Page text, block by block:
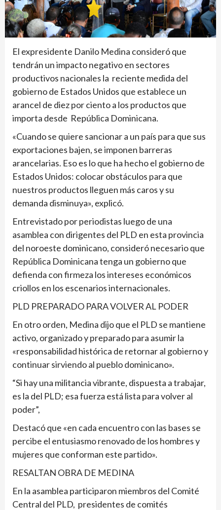
El expresidente Danilo Medina consideró que
tendrán un impacto negativo en sectores
productivos nacionales la reciente medida del
gobierno de Estados Unidos que establece un
arancel de diez por ciento a los productos que
importa desde República Dominicana.
«Cuando se quiere sancionar a un país para que sus
exportaciones bajen, se imponen barreras
arancelarias. Eso es lo que ha hecho el gobierno de
Estados Unidos: colocar obstáculos para que
nuestros productos lleguen más caros y su
demanda disminuya», explicó.
Entrevistado por periodistas luego de una
asamblea con dirigentes del PLD en esta provincia
del noroeste dominicano, consideró necesario que
República Dominicana tenga un gobierno que
defienda con firmeza los intereses económicos
criollos en los escenarios internacionales.
PLD PREPARADO PARA VOLVER AL PODER
En otro orden, Medina dijo que el PLD se mantiene
activo, organizado y preparado para asumir la
«responsabilidad histórica de retornar al gobierno y
continuar sirviendo al pueblo dominicano».
“Si hay una militancia vibrante, dispuesta a trabajar,
es la del PLD; esa fuerza está lista para volver al
poder”,
Destacó que «en cada encuentro con las bases se
percibe el entusiasmo renovado de los hombres y
mujeres que conforman este partido».
RESALTAN OBRA DE MEDINA
En la asamblea participaron miembros del Comité
Central del PLD, presidentes de comités